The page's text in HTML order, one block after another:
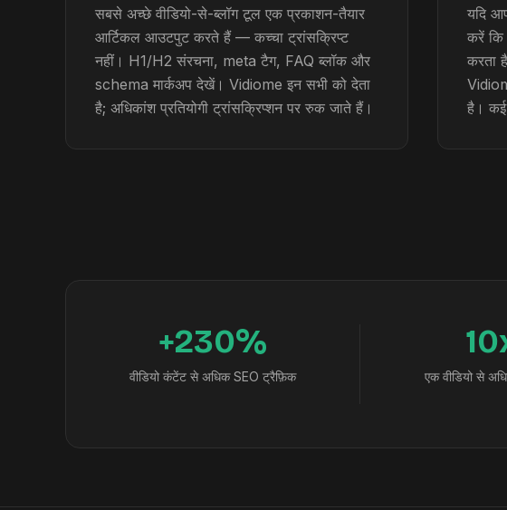
सबसे अच्छे वीडियो-से-ब्लॉग टूल एक प्रकाशन-तैयार
आर्टिकल आउटपुट करते हैं — कच्चा ट्रांसक्रिप्ट
नहीं। H1/H2 संरचना, meta टैग, FAQ ब्लॉक और
schema मार्कअप देखें। Vidiome इन सभी को देता
है; अधिकांश प्रतियोगी ट्रांसक्रिप्शन पर रुक जाते हैं।
यदि
करें कि
करता
है।
+230%
वीडियो कंटेंट से अधिक SEO ट्रैफ़िक एक वीडियो से